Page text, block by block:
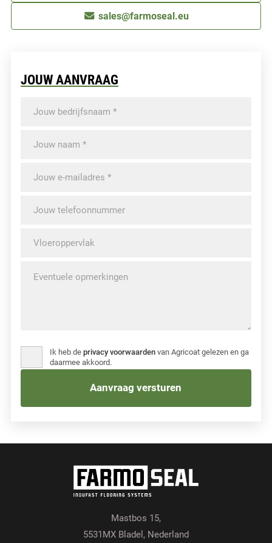
sales@farmoseal.eu
JOUW AANVRAAG
Ik heb de privacy voorwaarden van Agricoat gelezen en ga
daarmee akkoord.
Mastbos 15,
5531MX Bladel, Nederland